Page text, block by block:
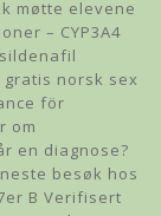
møtte elevene
– CYP3A4
norsk sex
för
om
en diagnose?
besøk hos
B Verifisert